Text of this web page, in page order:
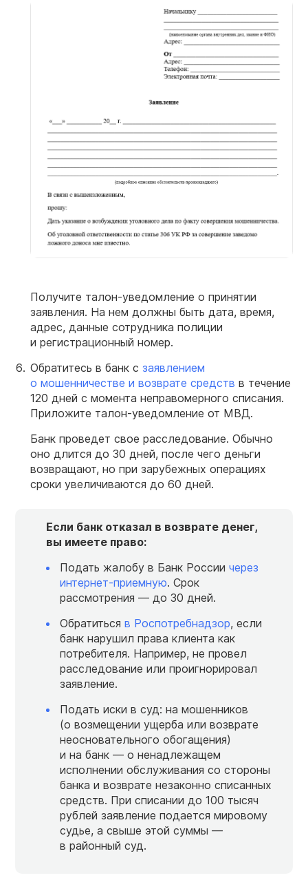
Получите талон-уведомление о принятии
заявления. На нем должны быть дата, время,
адрес, данные сотрудника полиции
и регистрационный номер.
Обратитесь в банк с заявлением
о мошенничестве и возврате средств в течение
120 дней с момента неправомерного списания.
Приложите талон-уведомление от МВД.
Банк проведет свое расследование. Обычно
оно длится до 30 дней, после чего деньги
возвращают, но при зарубежных операциях
сроки увеличиваются до 60 дней.
Если банк отказал в возврате денег,
вы имеете право:
Подать жалобу в Банк России через
интернет-приемную. Срок
рассмотрения — до 30 дней.
Обратиться в Роспотребнадзор, если
банк нарушил права клиента как
потребителя. Например, не провел
расследование или проигнорировал
заявление.
Подать иски в суд: на мошенников
(о возмещении ущерба или возврате
неосновательного обогащения)
и на банк — о ненадлежащем
исполнении обслуживания со стороны
банка и возврате незаконно списанных
средств. При списании до 100 тысяч
рублей заявление подается мировому
судье, а свыше этой суммы —
в районный суд.